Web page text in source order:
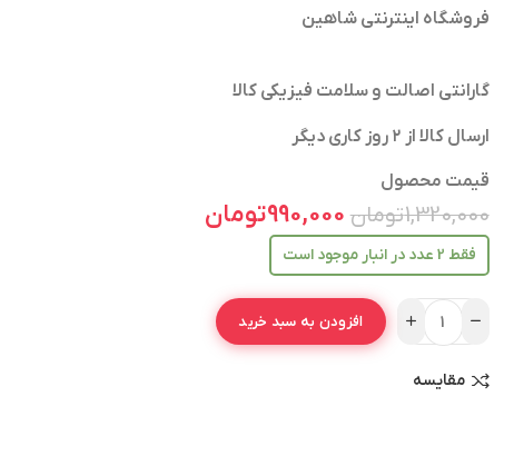
فروشگاه اینترنتی شاهین
گارانتی اصالت و سلامت فیزیکی کالا
ارسال کالا از ۲ روز کاری دیگر
قیمت محصول
1,320,000تومان 990,000تومان
فقط 2 عدد در انبار موجود است
افزودن به سبد خرید
مقایسه